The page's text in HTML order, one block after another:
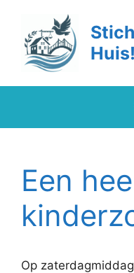
inhoud
Huis!
Een
Op